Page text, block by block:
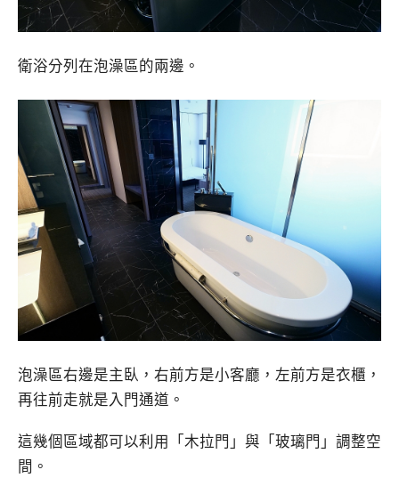
衛浴分列在泡澡區的兩邊。
泡澡區右邊是主臥，右前方是小客廳，左前方是衣櫃，
再往前走就是入門通道。
這幾個區域都可以利用「木拉門」與「玻璃門」調整空
間。